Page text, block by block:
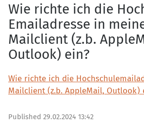
Wie richte ich die
Emailadresse in
Mailclient (z.b.
Outlook) ein?
Wie richte ich die
Mailclient (z.b. AppleMail, Outlook)
Published 29.02.2024 13:42